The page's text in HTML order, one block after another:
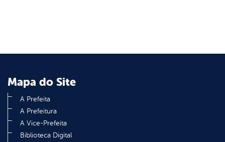
Mapa do Site
A Prefeita
A Prefeitura
A Vice-Prefeita
Biblioteca Digital